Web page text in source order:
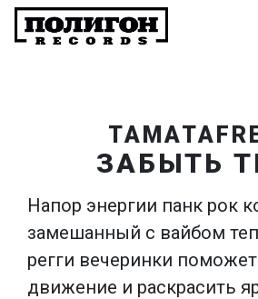
ЗАБЫТЬ
Напор энергии панк рок
замешанный с вайбом
регги вечеринки
движение и раскрасить